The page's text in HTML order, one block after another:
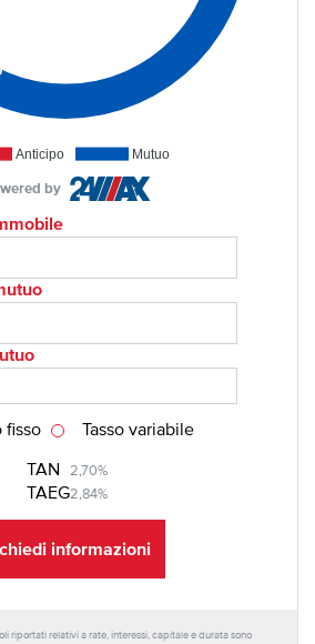
Anticipo Mutuo
by
TAN 2,70%
TAEG2,84%
fisso Tasso variabile
informazioni
riportati relativi a rate, interessi, capitale e durata sono